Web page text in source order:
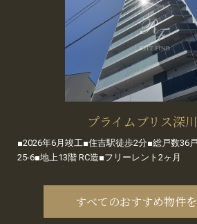
プライムブリス深
■2026年6月竣工■住吉駅徒歩2分■総戸数36
25-6■地上13階 RC造■フリーレント2ヶ月
すべてのおすすめ物件